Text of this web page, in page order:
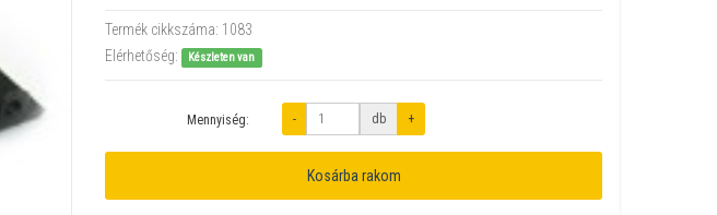
Termék cikkszáma: 1083
Elérhetőség:
Készleten van
Mennyiség: - db +
Kosárba rakom